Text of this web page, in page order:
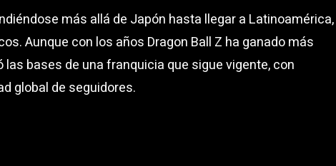
más allá de Japón hasta llegar a Latinoamérica,
Aunque con los años Dragon Ball Z ha ganado más
bases de una franquicia que sigue vigente, con
global de seguidores.